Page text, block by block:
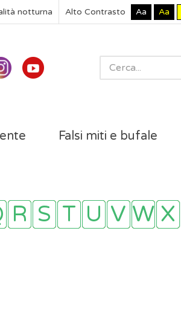
notturna Alto Contrasto Aa Aa
Falsi miti e bufale